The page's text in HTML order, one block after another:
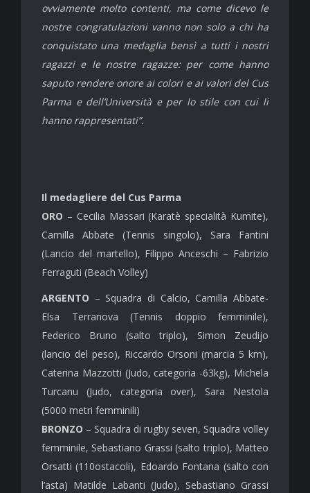
ovviamente molto contenti, ma come dicevo le
nostre congratulazioni vanno non solo a chi ha
conquistato una medaglia bensì a tutti i nostri
ragazzi e le nostre ragazze: per come hanno
saputo rendere onore ai colori e ai valori del Cus
Parma e dell’Università e per lo stile con cui li
hanno rappresentati”.
Il medagliere del Cus Parma
ORO – Cecilia Massari (Karatè specialità Kumite),
Camilla Abbate (Tennis singolo), Sara Fantini
(Lancio del martello), Filippo Anceschi – Fabrizio
Ferraguti (Beach Volley)
ARGENTO – Squadra di Calcio, Camilla Abbate-
Elsa Terranova (Tennis doppio femminile),
Federico Bruno (salto triplo), Simon Zeudijo
(lancio del peso), Riccardo Orsoni (marcia 5 km),
Caterina Mazzotti (Judo, categoria -63kg), Michela
Turcanu (Judo, categoria over), Sara Nestola
(5000 metri femminili)
BRONZO – Squadra di rugby seven, Squadra volley
femminile, Sebastiano Grassi (salto triplo), Matteo
Orsatti (110ostacoli), Edoardo Fontana (salto con
l’asta) Matilde Labanti (Judo), Sebastiano Grassi